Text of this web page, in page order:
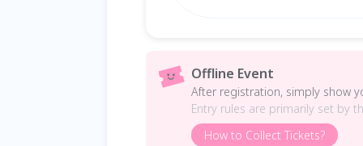
Offline Event
After registration, simply show
Entry rules are primarily set by
How to Collect Tickets?